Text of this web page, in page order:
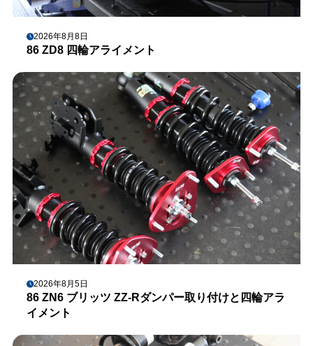
2026年8月8日
86 ZD8 四輪アライメント
2026年8月5日
86 ZN6 ブリッツ ZZ-Rダンパー取り付けと四輪アラ
イメント